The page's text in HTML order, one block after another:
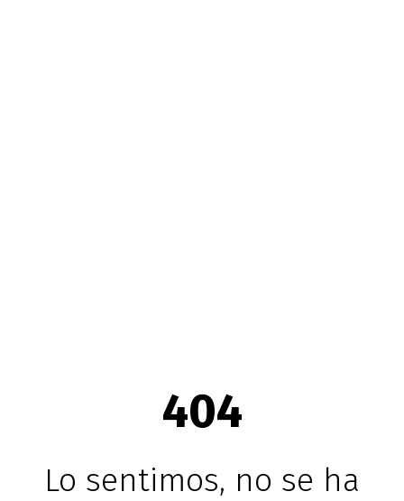
404
Lo sentimos, no se ha